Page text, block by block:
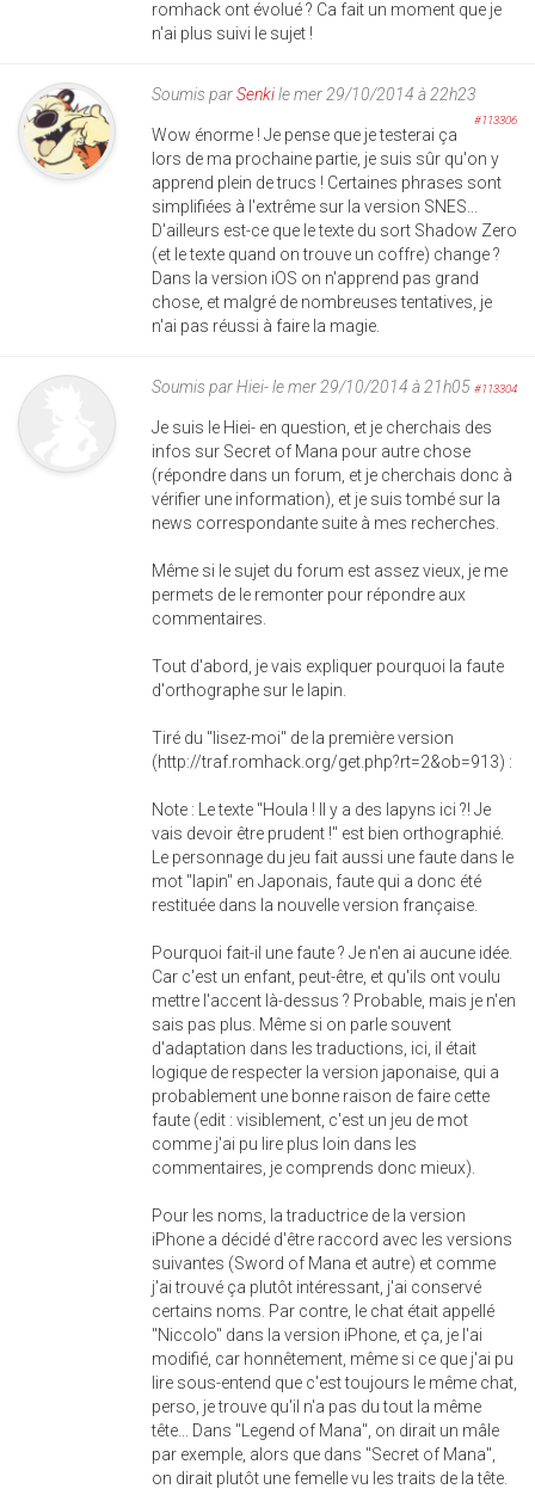
romhack ont évolué ? Ca fait un moment que je
n'ai plus suivi le sujet !
Soumis parSenkile mer 29/10/2014 à 22h23
#113306
Wow énorme ! Je pense que je testerai ça
lors de ma prochaine partie, je suis sûr qu'on y
apprend plein de trucs ! Certaines phrases sont
simplifiées à l'extrême sur la version SNES...
D'ailleurs est-ce que le texte du sort Shadow Zero
(et le texte quand on trouve un coffre) change ?
Dans la version iOS on n'apprend pas grand
chose, et malgré de nombreuses tentatives, je
n'ai pas réussi à faire la magie.
Soumis parHiei-le mer 29/10/2014 à 21h05 #113304
Je suis le Hiei- en question, et je cherchais des
infos sur Secret of Mana pour autre chose
(répondre dans un forum, et je cherchais donc à
vérifier une information), et je suis tombé sur la
news correspondante suite à mes recherches.
Même si le sujet du forum est assez vieux, je me
permets de le remonter pour répondre aux
commentaires.
Tout d'abord, je vais expliquer pourquoi la faute
d'orthographe sur le lapin.
Tiré du "lisez-moi" de la première version
(http://traf.romhack.org/get.php?rt=2&ob=913) :
Note : Le texte "Houla ! Il y a des lapyns ici ?! Je
vais devoir être prudent !" est bien orthographié.
Le personnage du jeu fait aussi une faute dans le
mot "lapin" en Japonais, faute qui a donc été
restituée dans la nouvelle version française.
Pourquoi fait-il une faute ? Je n'en ai aucune idée.
Car c'est un enfant, peut-être, et qu'ils ont voulu
mettre l'accent là-dessus ? Probable, mais je n'en
sais pas plus. Même si on parle souvent
d'adaptation dans les traductions, ici, il était
logique de respecter la version japonaise, qui a
probablement une bonne raison de faire cette
faute (edit : visiblement, c'est un jeu de mot
comme j'ai pu lire plus loin dans les
commentaires, je comprends donc mieux).
Pour les noms, la traductrice de la version
iPhone a décidé d'être raccord avec les versions
suivantes (Sword of Mana et autre) et comme
j'ai trouvé ça plutôt intéressant, j'ai conservé
certains noms. Par contre, le chat était appellé
"Niccolo" dans la version iPhone, et ça, je l'ai
modifié, car honnêtement, même si ce que j'ai pu
lire sous-entend que c'est toujours le même chat,
perso, je trouve qu'il n'a pas du tout la même
tête... Dans "Legend of Mana", on dirait un mâle
par exemple, alors que dans "Secret of Mana",
on dirait plutôt une femelle vu les traits de la tête.